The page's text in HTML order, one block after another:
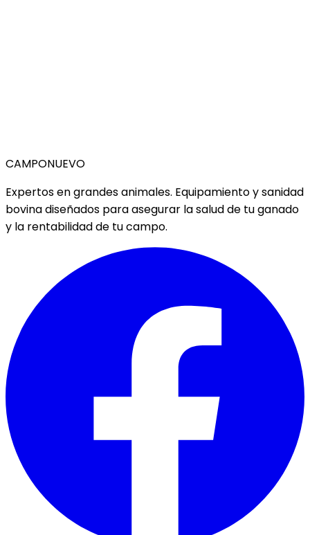
CAMPONUEVO
Expertos en grandes animales. Equipamiento y sanidad
bovina diseñados para asegurar la salud de tu ganado
y la rentabilidad de tu campo.